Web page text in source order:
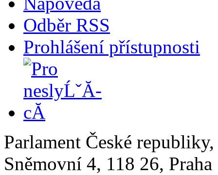
Odběr RSS
Prohlášení přístupnosti
Parlament České
Sněmovní 4, 118 26,